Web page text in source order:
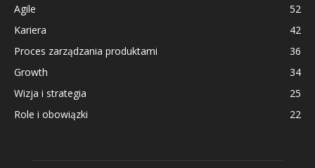
Agile
52
Kariera
42
Proces zarządzania produktami
36
Growth
34
Wizja i strategia
25
Role i obowiązki
22